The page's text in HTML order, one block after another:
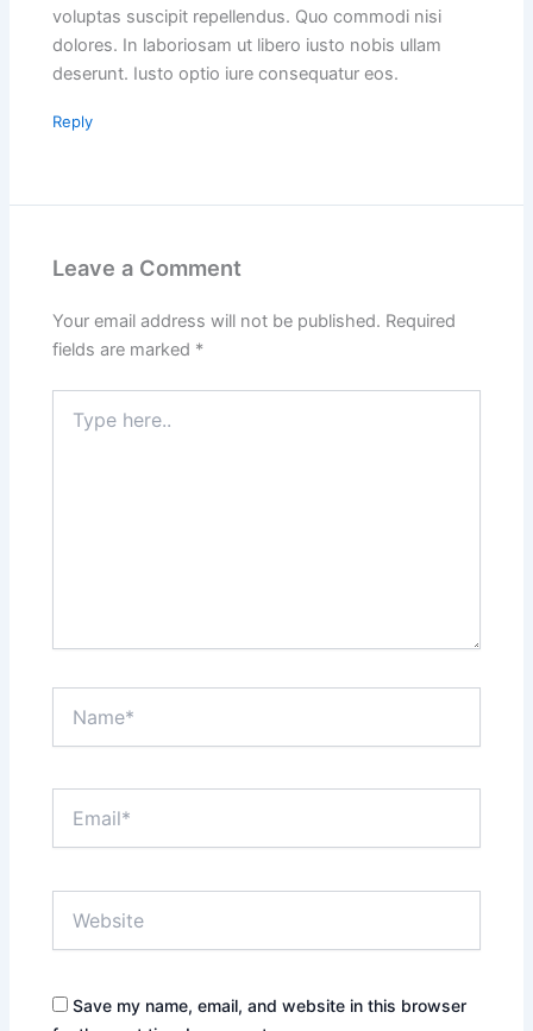
voluptas suscipit repellendus. Quo commodi nisi
dolores. In laboriosam ut libero iusto nobis ullam
deserunt. Iusto optio iure consequatur eos.
Reply
Leave a Comment
Your email address will not be published. Required
fields are marked *
here..
Save my name, email, and website in this browser